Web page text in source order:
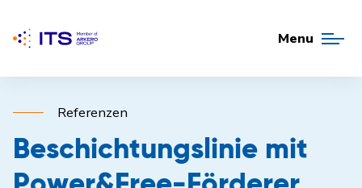
Menu
Referenzen
Beschichtungslinie mit